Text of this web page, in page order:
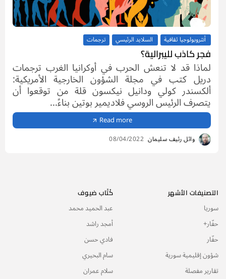
أنثروبولوجيا ثقافية السلايد الرئيسي ترجمات
فجر كاذب لليبرالية؟
لماذا قد لا تنعش الحرب في أوكرانيا الغرب ترجمات
دريل كتب في مجلة الشؤون الخارجية الأمريكية:
ألكسندر كولي ودانيل نيكسون قلة من توقعوا أن
يتصرف الرئيس الروسي فلاديمير بوتين بناءً...
Read more
وائل رئيف سليمان 08/04/2022
التصنيفات الأشهر
سوريا
حفّار+
حفّار
شؤون إقليمية سورية
تقارير مفصلة
كُتّاب ضيوف
عبد الحميد محمد
أمجد راشد
فادي حسن
سام البحيري
سلام عمران